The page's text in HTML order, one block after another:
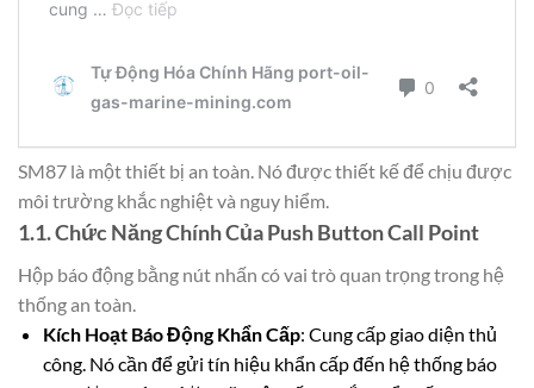
SM87 là một thiết bị an toàn. Nó được thiết kế để chịu được
môi trường khắc nghiệt và nguy hiểm.
1.1. Chức Năng Chính Của Push Button Call Point
Hộp báo động bằng nút nhấn có vai trò quan trọng trong hệ
thống an toàn.
Kích Hoạt Báo Động Khẩn Cấp: Cung cấp giao diện thủ
công. Nó cần để gửi tín hiệu khẩn cấp đến hệ thống báo